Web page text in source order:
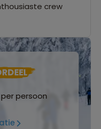
crew
persoon